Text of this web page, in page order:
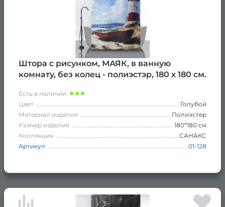
Штора с рисунком, МАЯК, в ванную
комнату, без колец - полиэстэр, 180 х 180 см.
Есть в наличии
Цвет
Голубой
Материал изделия
Полиэстер
Размер изделия
180*180 см
Коллекция
САНАКС
Артикул
01-128